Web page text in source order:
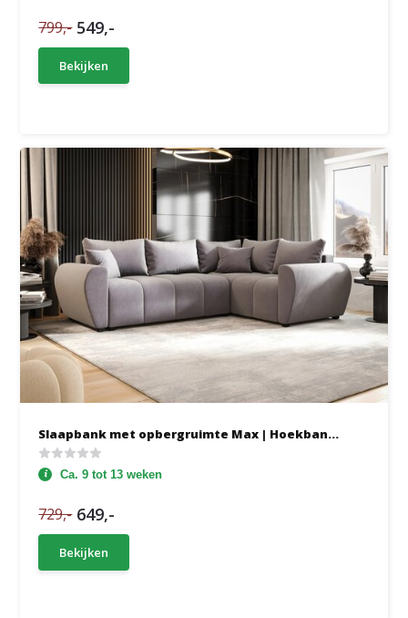
799,- 549,-
Bekijken
Slaapbank met opbergruimte Max | Hoekban...
Ca. 9 tot 13 weken
729,- 649,-
Bekijken